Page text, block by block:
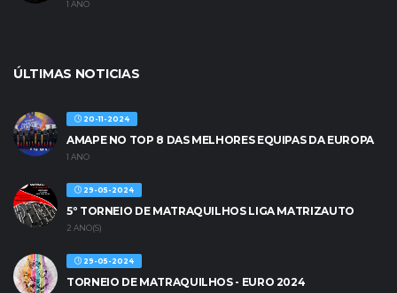
1 ANO
ÚLTIMAS NOTICIAS
20-11-2024
AMAPE NO TOP 8 DAS MELHORES EQUIPAS DA EUROPA
1 ANO
29-05-2024
5º TORNEIO DE MATRAQUILHOS LIGA MATRIZAUTO
2 ANO(S)
29-05-2024
TORNEIO DE MATRAQUILHOS - EURO 2024